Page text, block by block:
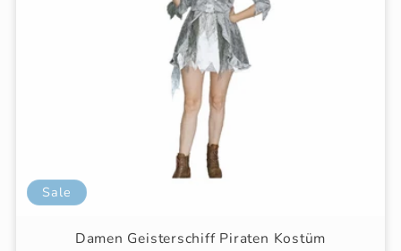
Sale
Damen Geisterschiff Piraten Kostüm